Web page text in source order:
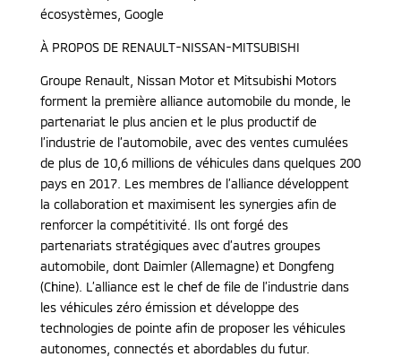
écosystèmes, Google
À PROPOS DE RENAULT-NISSAN-MITSUBISHI
Groupe Renault, Nissan Motor et Mitsubishi Motors
forment la première alliance automobile du monde, le
partenariat le plus ancien et le plus productif de
l’industrie de l’automobile, avec des ventes cumulées
de plus de 10,6 millions de véhicules dans quelques 200
pays en 2017. Les membres de l’alliance développent
la collaboration et maximisent les synergies afin de
renforcer la compétitivité. Ils ont forgé des
partenariats stratégiques avec d’autres groupes
automobile, dont Daimler (Allemagne) et Dongfeng
(Chine). L’alliance est le chef de file de l’industrie dans
les véhicules zéro émission et développe des
technologies de pointe afin de proposer les véhicules
autonomes, connectés et abordables du futur.